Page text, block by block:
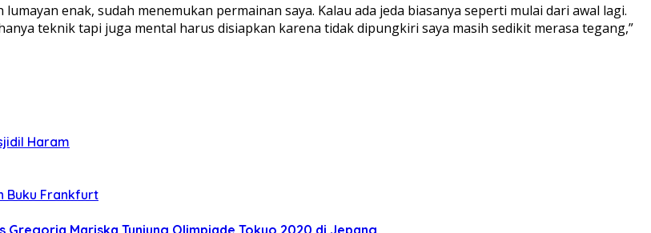
enak, sudah menemukan permainan saya. Kalau ada jeda biasanya seperti mulai dari awal lagi.
teknik tapi juga mental harus disiapkan karena tidak dipungkiri saya masih sedikit merasa tegang,”
Haram
Buku Frankfurt
Gregoria Mariska Tunjung Olimpiade Tokyo 2020 di Jepang